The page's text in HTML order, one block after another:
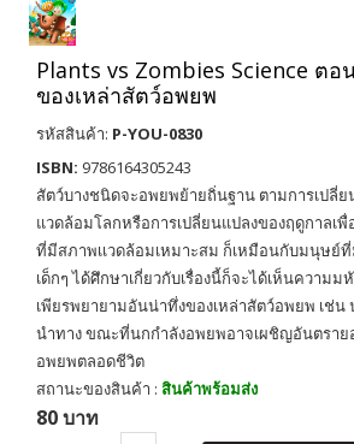
Plants vs Zombies Science ต
ของเหล่าสัตว์อพยพ
รหัสสินค้า: P-YOU-0830
ISBN: 9786164305243
สัตว์บางชนิดจะอพยพย้ายถิ่นฐาน ตามการเปลี่
แวดล้อมโลกหรือการเปลี่ยนแปลงของฤดูกาลเ
ที่มีสภาพเเวดล้อมเหมาะสม ก็เหมือนกับมนุษย์
เด็กๆ ได้ศึกษาเกี่ยวกับเรื่องนี้ก็จะได้เห็นความ
เพียรพยายามอันน่าทึ่งของเหล่าสัตว์อพยพ เช่น
นำทาง ขณะที่นกกำลังอพยพอาจเผชิญอันตราย
อพยพตลอดชีวิต
สถานะของสินค้า : สินค้าพร้อมส่ง
80 บาท